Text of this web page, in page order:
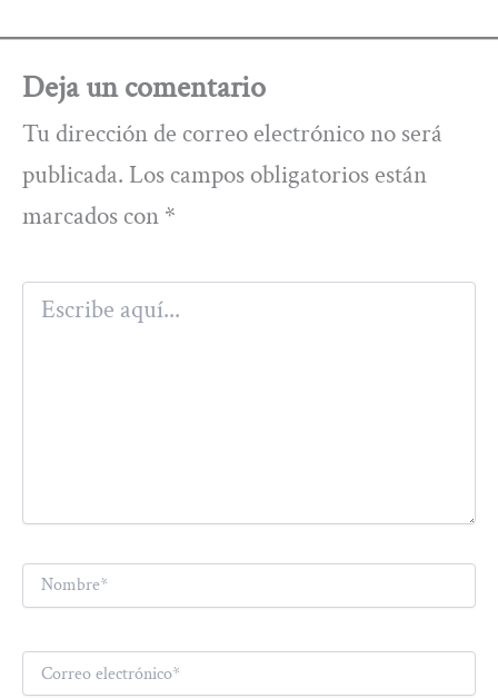
Deja un comentario
Tu dirección de correo electrónico no será
publicada. Los campos obligatorios están
marcados con *
aquí...
Nombre*
electrónico*